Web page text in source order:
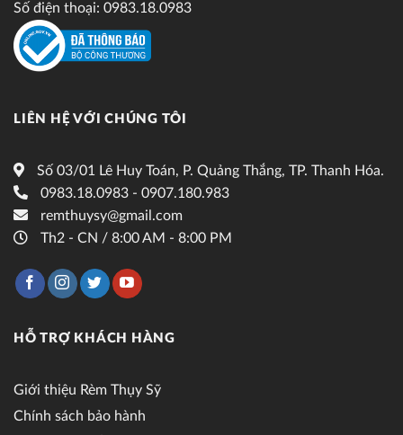
Số điện thoại: 0983.18.0983
LIÊN HỆ VỚI CHÚNG TÔI
Số 03/01 Lê Huy Toán, P. Quảng Thắng, TP. Thanh Hóa.
0983.18.0983 - 0907.180.983
remthuysy@gmail.com
Th2 - CN / 8:00 AM - 8:00 PM
HỖ TRỢ KHÁCH HÀNG
Giới thiệu Rèm Thụy Sỹ
Chính sách bảo hành